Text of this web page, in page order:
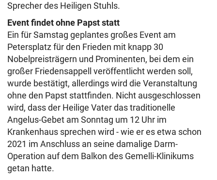
Sprecher des Heiligen Stuhls.
Event findet ohne Papst statt
Ein für Samstag geplantes großes Event am
Petersplatz für den Frieden mit knapp 30
Nobelpreisträgern und Prominenten, bei dem ein
großer Friedensappell veröffentlicht werden soll,
wurde bestätigt, allerdings wird die Veranstaltung
ohne den Papst stattfinden. Nicht ausgeschlossen
wird, dass der Heilige Vater das traditionelle
Angelus-Gebet am Sonntag um 12 Uhr im
Krankenhaus sprechen wird - wie er es etwa schon
2021 im Anschluss an seine damalige Darm-
Operation auf dem Balkon des Gemelli-Klinikums
getan hatte.